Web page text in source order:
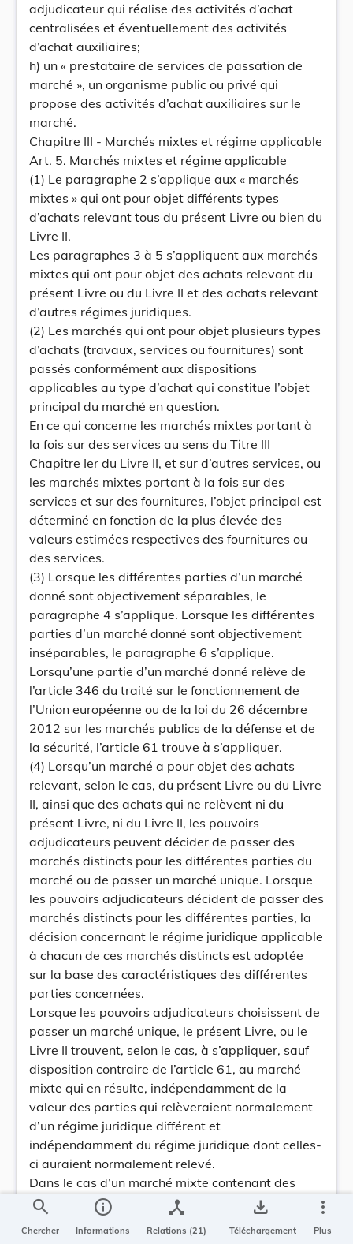
adjudicateur qui réalise des activités d’achat
centralisées et éventuellement des activités
d’achat auxiliaires;
h) un « prestataire de services de passation de
marché », un organisme public ou privé qui
propose des activités d’achat auxiliaires sur le
marché.
Chapitre III - Marchés mixtes et régime applicable
Art. 5. Marchés mixtes et régime applicable
(1) Le paragraphe 2 s’applique aux « marchés
mixtes » qui ont pour objet différents types
d’achats relevant tous du présent Livre ou bien du
Livre II.
Les paragraphes 3 à 5 s’appliquent aux marchés
mixtes qui ont pour objet des achats relevant du
présent Livre ou du Livre II et des achats relevant
d’autres régimes juridiques.
(2) Les marchés qui ont pour objet plusieurs types
d’achats (travaux, services ou fournitures) sont
passés conformément aux dispositions
applicables au type d’achat qui constitue l’objet
principal du marché en question.
En ce qui concerne les marchés mixtes portant à
la fois sur des services au sens du Titre III
Chapitre Ier du Livre II, et sur d’autres services, ou
les marchés mixtes portant à la fois sur des
services et sur des fournitures, l’objet principal est
déterminé en fonction de la plus élevée des
valeurs estimées respectives des fournitures ou
des services.
(3) Lorsque les différentes parties d’un marché
donné sont objectivement séparables, le
paragraphe 4 s’applique. Lorsque les différentes
parties d’un marché donné sont objectivement
inséparables, le paragraphe 6 s’applique.
Lorsqu’une partie d’un marché donné relève de
l’article 346 du traité sur le fonctionnement de
l’Union européenne ou de la loi du 26 décembre
2012 sur les marchés publics de la défense et de
la sécurité, l’article 61 trouve à s’appliquer.
(4) Lorsqu’un marché a pour objet des achats
relevant, selon le cas, du présent Livre ou du Livre
II, ainsi que des achats qui ne relèvent ni du
présent Livre, ni du Livre II, les pouvoirs
adjudicateurs peuvent décider de passer des
marchés distincts pour les différentes parties du
marché ou de passer un marché unique. Lorsque
les pouvoirs adjudicateurs décident de passer des
marchés distincts pour les différentes parties, la
décision concernant le régime juridique applicable
à chacun de ces marchés distincts est adoptée
sur la base des caractéristiques des différentes
parties concernées.
Lorsque les pouvoirs adjudicateurs choisissent de
passer un marché unique, le présent Livre, ou le
Livre II trouvent, selon le cas, à s’appliquer, sauf
disposition contraire de l’article 61, au marché
mixte qui en résulte, indépendamment de la
valeur des parties qui relèveraient normalement
d’un régime juridique différent et
indépendamment du régime juridique dont celles-
ci auraient normalement relevé.
Dans le cas d’un marché mixte contenant des
éléments de marchés de fournitures, de travaux
et de services et de concessions, le marché mixte
est passé conformément au Livre II, pour autant
search
Chercher
info
Informations
device_hub
Relations (21)
save_alt
Téléchargement
more_vert
Plus